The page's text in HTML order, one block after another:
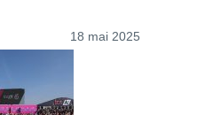
18 mai 2025